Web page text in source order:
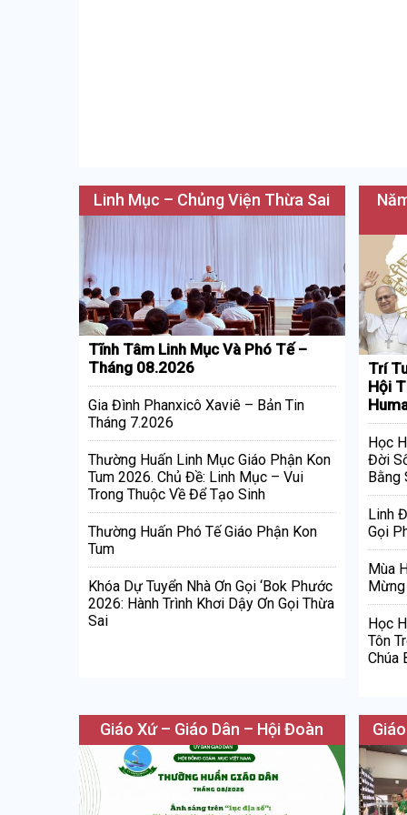
Linh Mục – Chủng Viện Thừa Sai
Tĩnh Tâm Linh Mục Và Phó Tế –
Tháng 08.2026
Gia Đình Phanxicô Xaviê – Bản Tin
Tháng 7.2026
Thường Huấn Linh Mục Giáo Phận Kon
Tum 2026. Chủ Đề: Linh Mục – Vui
Trong Thuộc Về Để Tạo Sinh
Thường Huấn Phó Tế Giáo Phận Kon
Tum
Khóa Dự Tuyển Nhà Ơn Gọi ‘Bok Phước
2026: Hành Trình Khơi Dậy Ơn Gọi Thừa
Sai
Trí
Hội
Học
Đời
Bằng
Linh
Gọi
Mùa
Học
Tôn
Chúa
Giáo Xứ – Giáo Dân – Hội Đoàn